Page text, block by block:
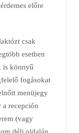
előre
csak
esetben
is könnyű
fogásokat
menüjegy
a recepción
(vagy
déli oldalán.